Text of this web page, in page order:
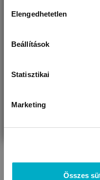
kiválasztása
Elengedhetetlen
Beállítások
Statisztikai
Marketing
Összes
Úgy látjuk,
VÁRANDÓS